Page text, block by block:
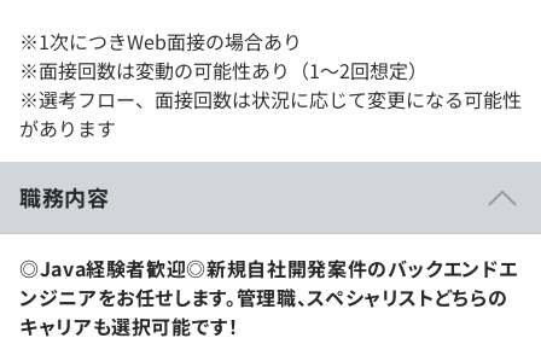
※1次につきWeb面接の場合あり
※面接回数は変動の可能性あり（1～2回想定）
※選考フロー、面接回数は状況に応じて変更になる可能性
があります
職務内容
◎Java経験者歓迎◎新規自社開発案件のバックエンドエ
ンジニアをお任せします。管理職、スペシャリストどちらの
キャリアも選択可能です！